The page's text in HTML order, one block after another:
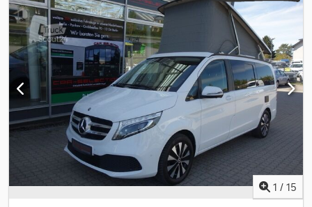
kompiuteris, centrinis užraktas, elektroninė stabilumo
programa (ESP), imobilaizerio sistema, kruizo kontrolė,
navigacijos sistema, oro kondicionavimas, oro pagalvė,
priekabos jungtis, stumdomos durys, suodžių filtras, visų
varančiųjų ratų pavara,
1 / 15